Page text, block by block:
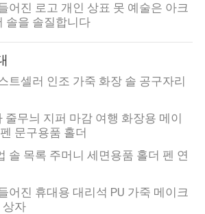
어진 로고 개인 상표 못 예술은 아크
솔을 솔질합니다
트셀러 인조 가죽 화장 솔 공구자리
줄무늬 지퍼 마감 여행 화장용 메이
문구용품 홀더
솔 목록 주머니 세면용품 홀더 펜 연
어진 휴대용 대리석 PU 가죽 메이크
상자